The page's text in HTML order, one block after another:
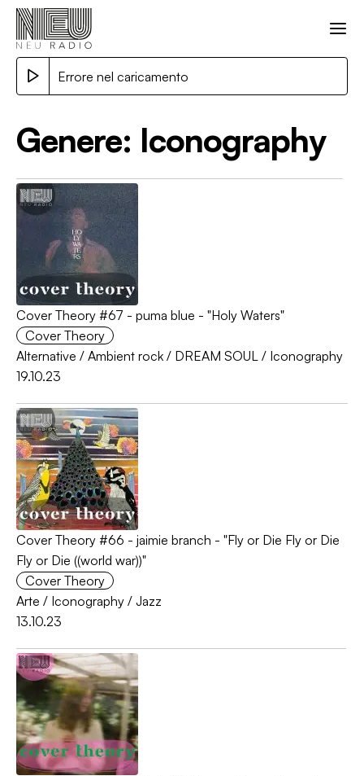
Errore nel caricamento
Genere: Iconography
Cover Theory #67 - puma blue - "Holy Waters"
Cover Theory
Alternative / Ambient rock / DREAM SOUL / Iconography
19.10.23
Cover Theory #66 - jaimie branch - "Fly or Die Fly or Die
Fly or Die ((world war))"
Cover Theory
Arte / Iconography / Jazz
13.10.23